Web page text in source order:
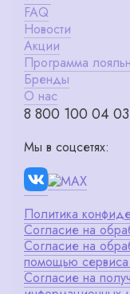
FAQ
Новости
Акции
Программа
Бренды
О нас
8 800 100 04 03
Мы в соцсетях:
Политика
Согласие на
Согласие на
помощью
Согласие на